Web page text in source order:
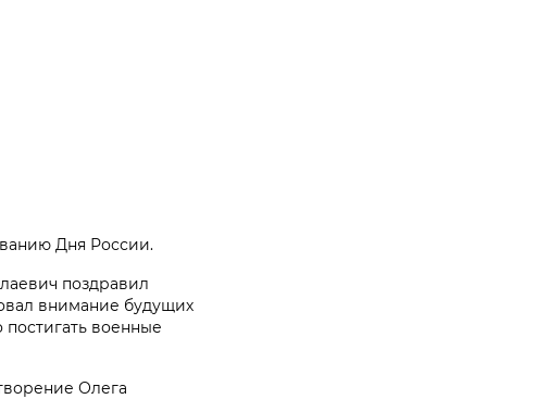
Дня России.
поздравил
внимание будущих
военные
Олега